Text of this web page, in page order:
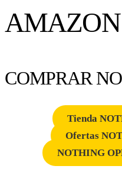
AMAZON
COMPRAR
Tienda
Ofertas
NOTHING